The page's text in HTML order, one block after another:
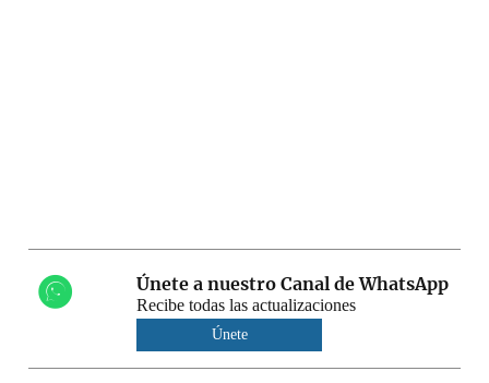
Únete a nuestro Canal de WhatsApp
Recibe todas las actualizaciones
Únete